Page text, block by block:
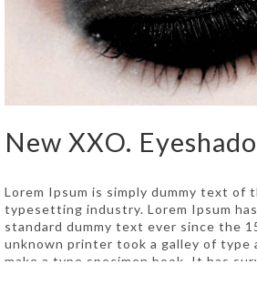
New XXO.
Lorem Ipsum is simply dummy text of
typesetting industry. Lorem Ipsum
standard dummy text ever since the
unknown printer took a galley of type
make a type specimen book. It has